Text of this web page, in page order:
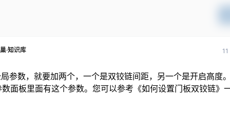
·知识库
参数，就要加两个，一个是双铰链间距，另一个是开启高度
面板里面有这个参数。您可以参考《如何设置门板双铰链》一